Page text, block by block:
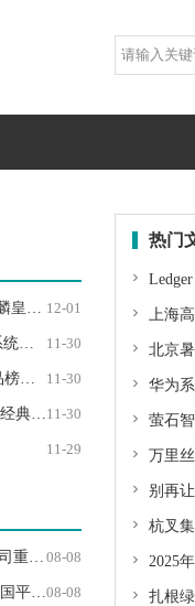
12-01
开启
11-30
道
11-30
名
11-30
奖
11-29
08-08
吐司
08-08
生态
热门
 Ledger 中
 上海
 北京暑假
 华为系具身智
 萤石智能
 万里丝路行
 别再
 杭叉集团举
 2025年度
 扎根绿色沃